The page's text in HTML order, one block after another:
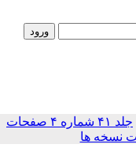
جلد ۴۱ شماره ۴ صفحات
ها